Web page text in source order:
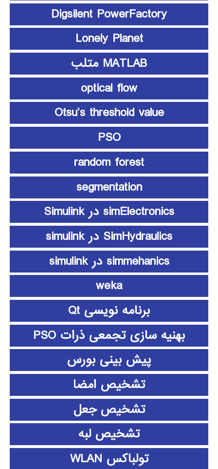
Digsilent PowerFactory
Lonely Planet
MATLAB متلب
optical flow
Otsu’s threshold value
PSO
random forest
segmentation
simElectronics در Simulink
SimHydraulics در simulink
simmehanics در simulink
weka
برنامه نویسی Qt
بهنیه سازی تجمعی ذرات PSO
پیش بینی بورس
تشخیص امضا
تشخیص جعل
تشخیص لبه
تولباکس WLAN